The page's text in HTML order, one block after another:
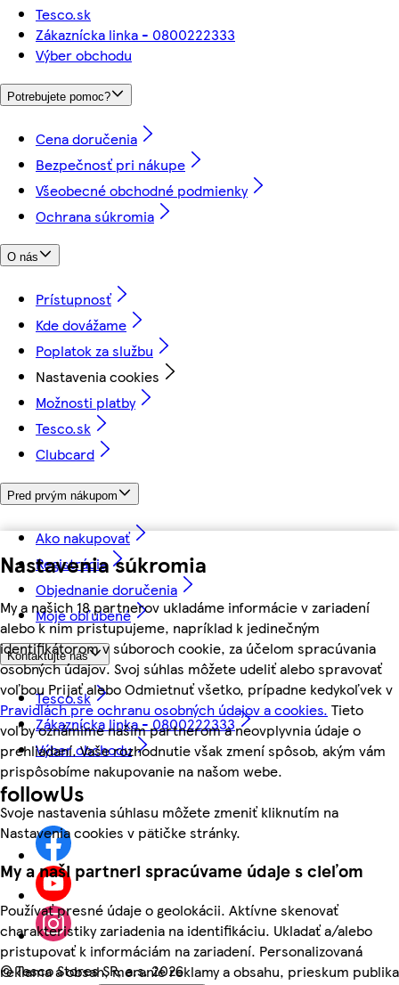
Nastavenia súkromia
My a našich 18 partnerov ukladáme informácie v zariadení
alebo k nim pristupujeme, napríklad k jedinečným
identifikátorom v súboroch cookie, za účelom spracúvania
osobných údajov. Svoj súhlas môžete udeliť alebo spravovať
voľbou Prijať alebo Odmietnuť všetko, prípadne kedykoľvek v
Pravidlách pre ochranu osobných údajov a cookies. Tieto
voľby oznámime našim partnerom a neovplyvnia údaje o
prehliadaní. Vaše rozhodnutie však zmení spôsob, akým vám
prispôsobíme nakupovanie na našom webe.
Svoje nastavenia súhlasu môžete zmeniť kliknutím na
Nastavenia cookies v pätičke stránky.
My a naši partneri spracúvame údaje s cieľom
Používať presné údaje o geolokácii. Aktívne skenovať
charakteristiky zariadenia na identifikáciu. Ukladať a/alebo
pristupovať k informáciám na zariadení. Personalizovaná
reklama a obsah, meranie reklamy a obsahu, prieskum publika
Tesco.sk
Zákaznícka linka - 0800222333
Výber obchodu
Potrebujete pomoc?
Cena doručenia
Bezpečnosť pri nákupe
Všeobecné obchodné podmienky
Ochrana súkromia
O nás
Prístupnosť
Kde dovážame
Poplatok za službu
Nastavenia cookies
Možnosti platby
Tesco.sk
Clubcard
Pred prvým nákupom
Ako nakupovať
Registrácia
Objednanie doručenia
Moje obľúbené
Kontaktujte nás
Tesco.sk
Zákaznícka linka - 0800222333
Výber obchodu
followUs
©Tesco Stores SR, a.s. 2026